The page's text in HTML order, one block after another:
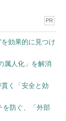
PR
効果的に見つけ
属人化」を解消
く「安全と効
を防ぐ、「外部